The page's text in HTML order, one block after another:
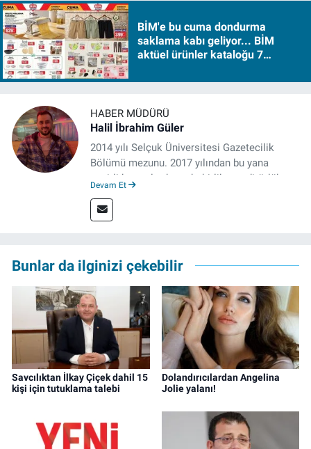
BİM'e bu cuma dondurma
saklama kabı geliyor... BİM
aktüel ürünler kataloğu 7
HABER MÜDÜRÜ
Halil İbrahim Güler
2014 yılı Selçuk Üniversitesi Gazetecilik
Bölümü mezunu. 2017 yılından bu yana
çeşitli kurumlarda muhabirlik ve editörlük
müdürü olarak devam ediyor.
Devam Et
Bunlar da ilginizi çekebilir
Savcılıktan İlkay Çiçek dahil 15
kişi için tutuklama talebi
Dolandırıcılardan Angelina
Jolie yalanı!